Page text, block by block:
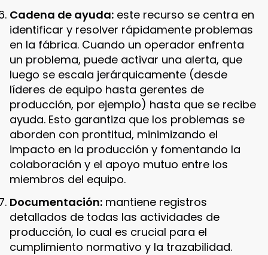
Cadena de ayuda: este recurso se centra en
identificar y resolver rápidamente problemas
en la fábrica. Cuando un operador enfrenta
un problema, puede activar una alerta, que
luego se escala jerárquicamente (desde
líderes de equipo hasta gerentes de
producción, por ejemplo) hasta que se recibe
ayuda. Esto garantiza que los problemas se
aborden con prontitud, minimizando el
impacto en la producción y fomentando la
colaboración y el apoyo mutuo entre los
miembros del equipo.
Documentación: mantiene registros
detallados de todas las actividades de
producción, lo cual es crucial para el
cumplimiento normativo y la trazabilidad.